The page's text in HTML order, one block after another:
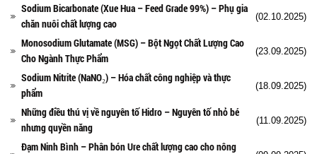
Sodium Bicarbonate (Xue Hua – Feed Grade 99%) – Phụ gia
chăn nuôi chất lượng cao
(02.10.2025)
Monosodium Glutamate (MSG) – Bột Ngọt Chất Lượng Cao
Cho Ngành Thực Phẩm
(23.09.2025)
Sodium Nitrite (NaNO₂) – Hóa chất công nghiệp và thực
phẩm
(18.09.2025)
Những điều thú vị về nguyên tố Hidro – Nguyên tố nhỏ bé
nhưng quyền năng
(11.09.2025)
Đạm Ninh Bình – Phân bón Ure chất lượng cao cho nông